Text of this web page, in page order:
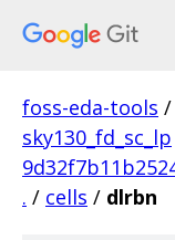
foss-eda-tools /
sky130_fd_sc_lp
. / cells / dlrbn